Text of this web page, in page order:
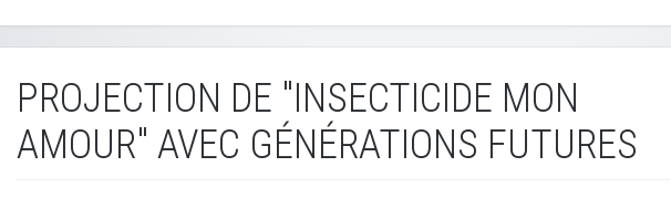
PROJECTION DE "INSECTICIDE MON
AMOUR" AVEC GÉNÉRATIONS FUTURES